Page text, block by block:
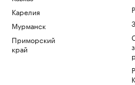
Карелия
Мурманск
Приморский
край